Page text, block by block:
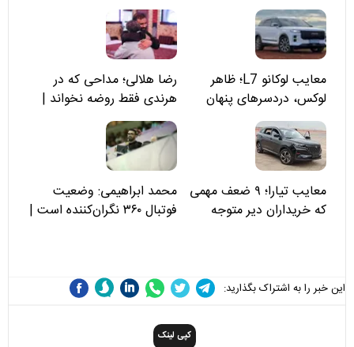
معایب لوکانو L7؛ ظاهر
لوکس، دردسرهای پنهان
رضا هلالی؛ مداحی که در
هرندی فقط روضه نخواند |
مسئولان «تکیه‌گاه آقا مرتضی
علی(ع)» را جدی‌تر ببینند
معایب تیارا؛ ۹ ضعف مهمی
که خریداران دیر متوجه
محمد ابراهیمی: وضعیت
فوتبال ۳۶۰ نگران‌کننده است |
این خبر را به اشتراک بگذارید:
کپی لینک